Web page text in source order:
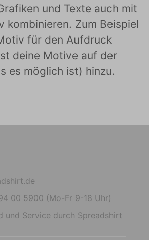
und Texte auch mit
kombinieren. Zum Beispiel
für den Aufdruck
deine Motive auf der
es möglich ist) hinzu.
00 5900 (Mo-Fr 9-18 Uhr)
und Service durch Spreadshirt